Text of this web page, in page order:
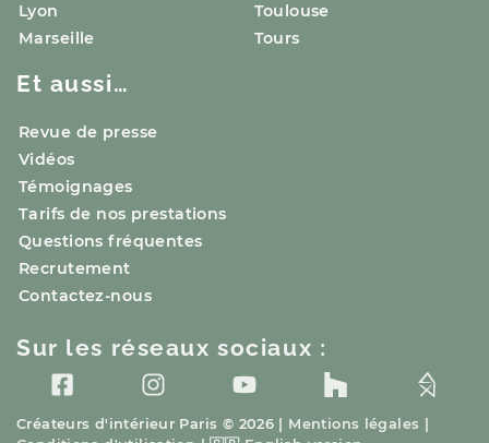
Lyon
Marseille
Toulouse
Tours
Et aussi…
Revue de presse
Vidéos
Témoignages
Tarifs de nos prestations
Questions fréquentes
Recrutement
Contactez-nous
Créateurs d'intérieur Paris © 2026 | Mentions légales |
Sur les réseaux sociaux :